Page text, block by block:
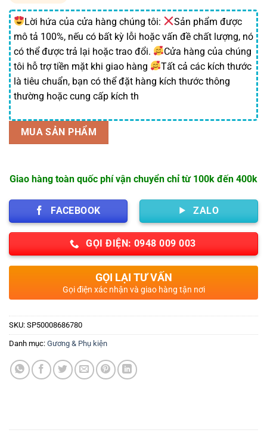
223,300 ₫.là:
134,200 ₫.
Lời hứa của cửa hàng chúng tôi:
Sản phẩm được
mô tả 100%, nếu có bất kỳ lỗi hoặc vấn đề chất lượng, nó
có thể được trả lại hoặc trao đổi.
Cửa hàng của chúng
tôi hỗ trợ tiền mặt khi giao hàng
Tất cả các kích thước
là tiêu chuẩn, bạn có thể đặt hàng kích thước thông
thường hoặc cung cấp kích th
MUA SẢN PHẨM
Giao hàng toàn quốc phí vận chuyển chỉ từ 100k đến 400k
FACEBOOK ZALO
GỌI ĐIỆN: 0948 009 003
GỌI LẠI TƯ VẤN
Gọi điện xác nhận và giao hàng tận nơi
SKU: SP50008686780
Danh mục: Gương & Phụ kiện